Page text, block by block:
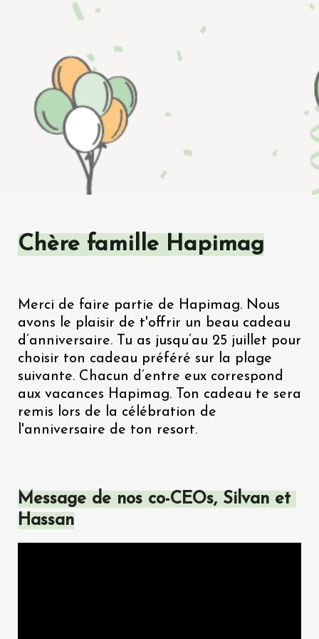
Chère famille Hapimag
Merci de faire partie de Hapimag. Nous
avons le plaisir de t'offrir un beau cadeau
d’anniversaire. Tu as jusqu’au 25 juillet pour
choisir ton cadeau préféré sur la plage
suivante. Chacun d’entre eux correspond
aux vacances Hapimag. Ton cadeau te sera
remis lors de la célébration de
l'anniversaire de ton resort.
Message de nos co-CEOs, Silvan et
Hassan